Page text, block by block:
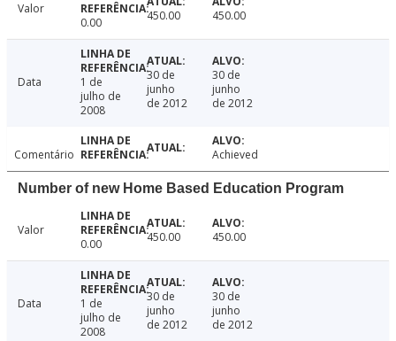
Valor
0.00
450.00 450.00
Data
1 de
julho de
2008
30 de
junho
de 2012
30 de
junho
de 2012
Comentário Achieved
Number of new Home Based Education Program
Valor
0.00
450.00 450.00
Data
1 de
julho de
2008
30 de
junho
de 2012
30 de
junho
de 2012